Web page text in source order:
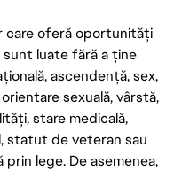
care oferă oportunități
sunt luate fără a ține
ascendență, sex,
sexuală, vârstă,
stare medicală,
statut de veteran sau
lege. De asemenea,